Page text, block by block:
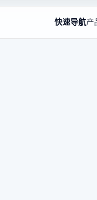
快速导航产